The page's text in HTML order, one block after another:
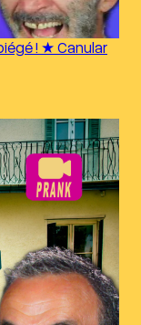
! ★ Canular